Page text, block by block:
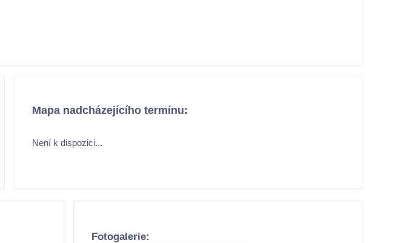
Mapa nadcházejícího termínu:
Není k dispozici...
Fotogalerie: